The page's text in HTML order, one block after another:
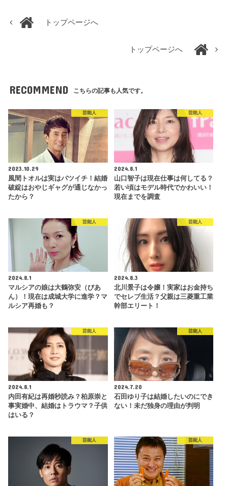
トップページへ
トップページへ
RECOMMEND こちらの記事も人気です。
芸能人
2023.10.29
風間トオルは実はバツイチ！結婚
破綻はおやじギャグが通じなかっ
たから？
芸能人
2024.8.1
山口智子は現在仕事は何してる？
若い頃はモデル時代でかわいい！
現在までを調査
芸能人
2024.8.1
マルシアの娘は大鶴弥安（びあ
ん）！現在は成城大学に進学？マ
ルシア再婚も？
芸能人
2024.8.3
北川景子は令嬢！実家はお金持ち
でセレブ生活？父親は三菱重工業
幹部エリート！
芸能人
2024.8.1
内田有紀は再婚秒読み？柏原崇と
事実婚中、結婚はトラウマ？子供
はいる？
芸能人
2024.7.20
石田ゆり子は結婚したいのにでき
ない！未だ独身の理由が判明
芸能人 芸能人